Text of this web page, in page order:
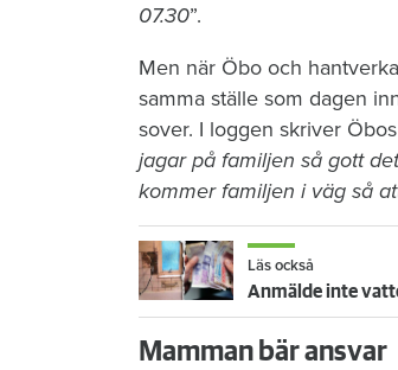
07.30”.
Men när Öbo och
samma ställe som dagen
sover. I loggen skriver
jagar på familjen så gott
kommer familjen i väg så
Läs också
Anmälde inte
Mamman bär ansvar